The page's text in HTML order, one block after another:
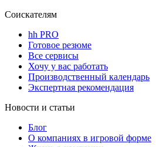
Соискателям
hh PRO
Готовое резюме
Все сервисы
Хочу у вас работать
Производственный календарь
Экспертная рекомендация
Новости и статьи
Блог
О компаниях в игровой форме